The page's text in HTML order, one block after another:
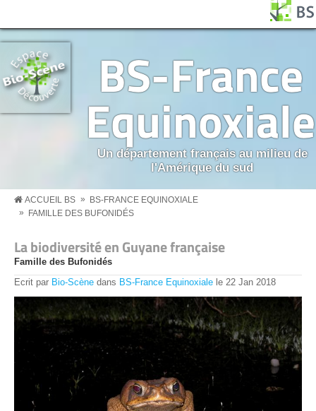
BS-France
Equinoxiale
Un département français au milieu de
l'Amérique du sud
BS MENU
ACCUEIL BS »
BS-FRANCE EQUINOXIALE
»
FAMILLE DES BUFONIDÉS
La biodiversité en Guyane française
Famille des Bufonidés
Ecrit par Bio-Scène dans BS-France Equinoxiale le 22 Jan 2018